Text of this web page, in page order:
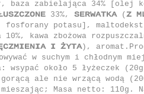
baza zabielająca 34% [olej
33%, ΤΕΣΨΑΥΛΑ (Ϋ
potasu],
10%, kawa zbożowa
Ι νΪΥΑ),
w suchym i chłodnym
wsypać około 5 łyżeczek
ale nie wrzącą wodą
mieszając; Masa netto: 110g.